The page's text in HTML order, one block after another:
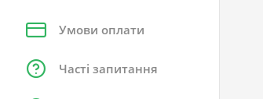
Умови оплати
Часті запитання